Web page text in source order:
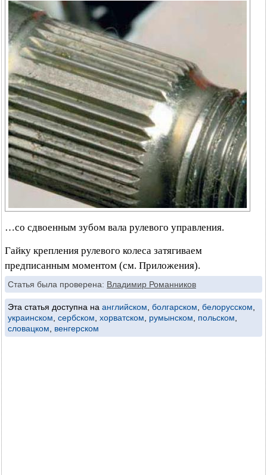
…со сдвоенным зубом вала рулевого управления.
Гайку крепления рулевого колеса затягиваем
предписанным моментом (см. Приложения).
Статья была проверена: Владимир Романников
Эта статья доступна на английском болгарском белорусском
украинском сербском хорватском румынском польском
словацком
венгерском